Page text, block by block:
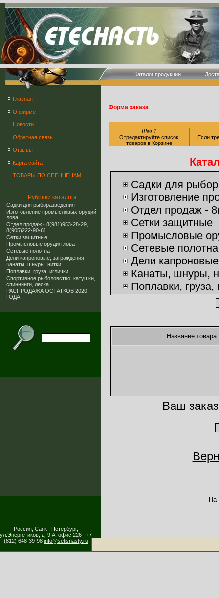
Каталог продукции
Главная
О фирме
Новости
Обратная связь
Отзывы
Карта сайта
ТОВАРЫ ПО СПЕЦЦЕНАМ
Рубрики каталога:
Cадки для рыборазведения
Изготовление промысловых орудий
лова
Отдел продаж - 8(981)953-28-29,
8(905)222-90-61
Сетки защитные
Промысловые орудия лова
Сетевые полотна
Дели капроновые, заграждения.
Канаты, шнуры, нитки
Поплавки, груза, иглички
Спортивное рыболовство, катушки,
спиннинги, леска
РАСПРОДАЖА ОСТАТКОВ 2020
ГОДА!
Форма заказа
Шаг 1
Отредактируйте список
товаров в Корзине
Если
Cадки для
Изготовление
Отдел продаж -
Сетки защитные
Промысловые
Сетевые полотна
Дели
Канаты, шнуры,
Поплавки, груза,
Спортивное
РАСПРОДАЖА
Название товара
Ваш
На
Россия, Санкт-Петербург,
ул.Энергетиков, д. 9 А, офис 226 +7
(812) 648-39-98 info@setisnasty.ru